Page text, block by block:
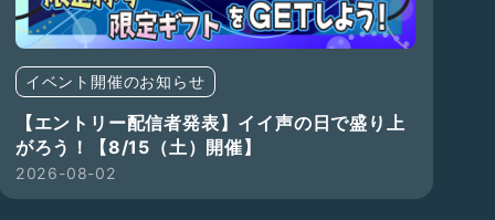
イベント開催のお知らせ
【エントリー配信者発表】イイ声の日で盛り上
がろう！【8/15（土）開催】
2026-08-02